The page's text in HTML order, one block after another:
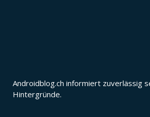
Androidblog.ch informiert zuverlässig
Hintergründe.